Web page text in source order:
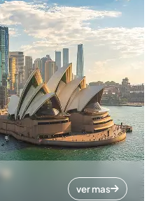
ver mas